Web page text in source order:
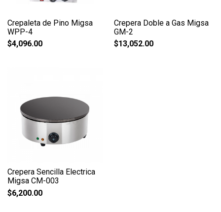
Crepaleta de Pino Migsa
WPP-4
$4,096.00
Crepera Doble a Gas Migsa
GM-2
$13,052.00
Crepera Sencilla Electrica
Migsa CM-003
$6,200.00